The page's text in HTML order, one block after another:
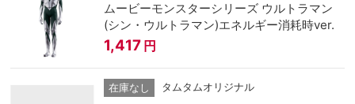
ムービーモンスターシリーズ ウルトラマン
(シン・ウルトラマン)エネルギー消耗時ver.
1,417 円
在庫なし タムタムオリジナル